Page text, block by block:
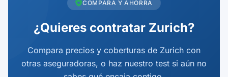
COMPARA Y AHORRA
¿Quieres contratar Zurich?
Compara precios y coberturas de Zurich con
otras aseguradoras, o haz nuestro test si aún no